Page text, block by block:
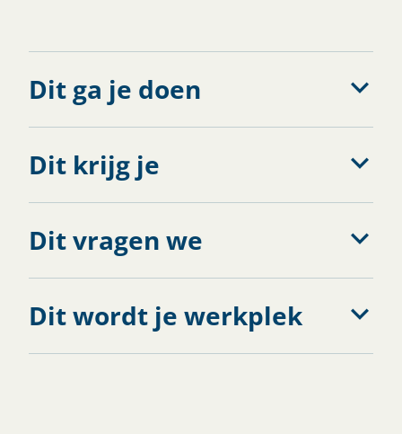
Solliciteren
Dit ga je doen
Dit krijg je
Dit vragen we
Dit wordt je werkplek